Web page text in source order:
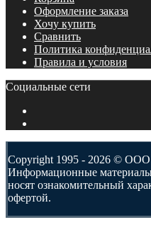
Оформление заказа
Хочу купить
Сравнить
Политика
Правила и условия
Социальные сети
Copyright 1995 - 2026 © ООО
Информационные
носят ознакомительный
офертой.